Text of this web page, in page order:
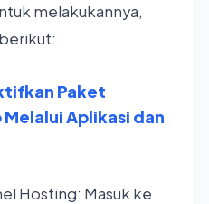
melakukannya,
Paket
Aplikasi dan
Hosting: Masuk ke